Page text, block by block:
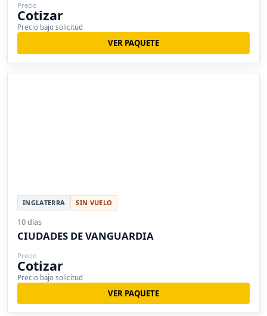
Precio
Cotizar
Precio bajo solicitud
VER PAQUETE
INGLATERRA SIN VUELO
10 días
CIUDADES DE VANGUARDIA
Precio
Cotizar
Precio bajo solicitud
VER PAQUETE